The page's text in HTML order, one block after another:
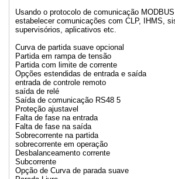
Usando o protocolo de comunicação
estabelecer comunicações com CLP, IHMS,
supervisórios, aplicativos etc.
Curva de partida suave opcional
Partida em rampa de tensão
Partida com limite de corrente
Opções estendidas de entrada e saída
entrada de controle remoto
saída de relé
Saída de comunicação RS48 5
Proteção ajustavel
Falta de fase na entrada
Falta de fase na saída
Sobrecorrente na partida
sobrecorrente em operação
Desbalanceamento corrente
Subcorrente
Opção de Curva de parada suave